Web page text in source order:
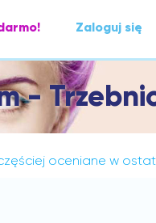
Zaloguj się
-
oceniane w